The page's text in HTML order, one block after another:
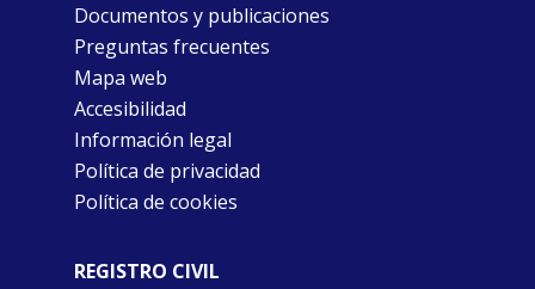
Documentos y publicaciones
Preguntas frecuentes
Mapa web
Accesibilidad
Información legal
Política de privacidad
Política de cookies
REGISTRO CIVIL